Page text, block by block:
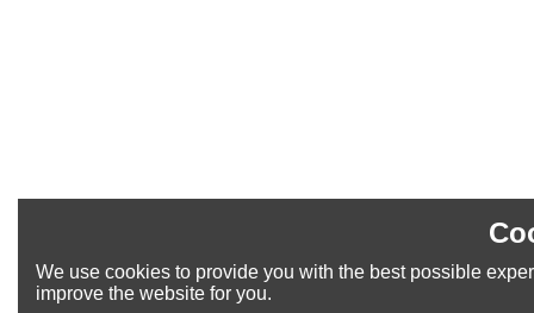
We use cookies to provide you with the best possible
improve the website for you.